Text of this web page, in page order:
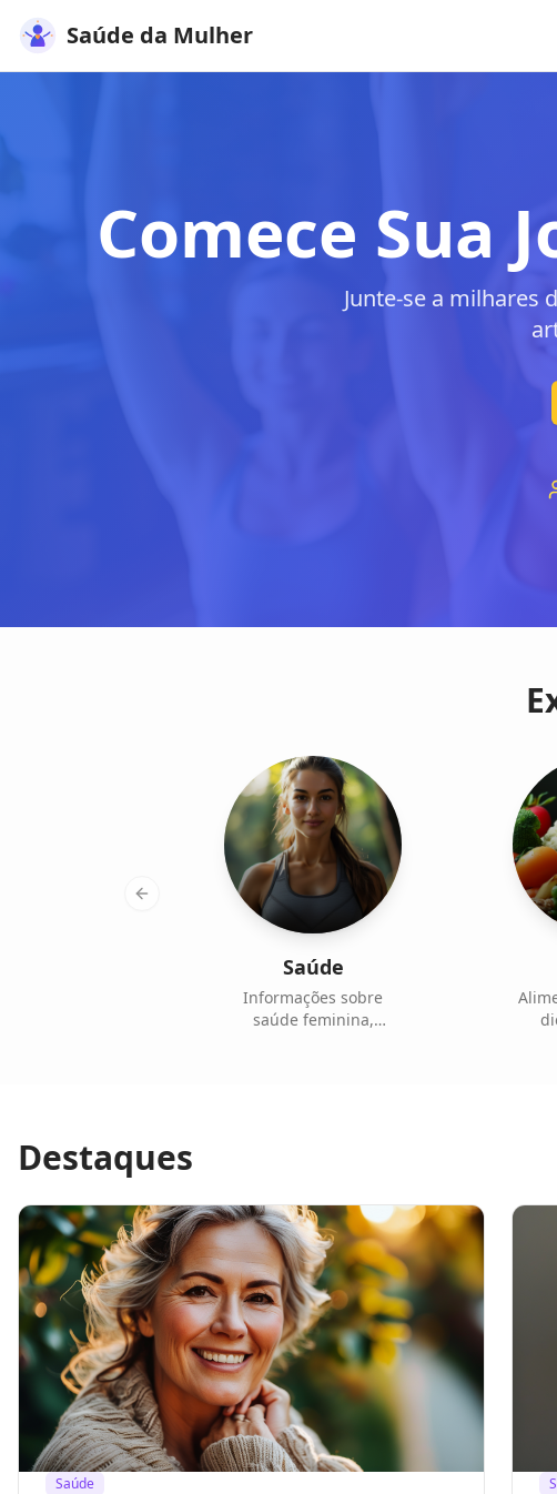
Saúde da Mulher
Comece Sua
Junte-se a milhares
Saúde
Informações sobre
saúde feminina,
Previous slide
Destaques
Saúde